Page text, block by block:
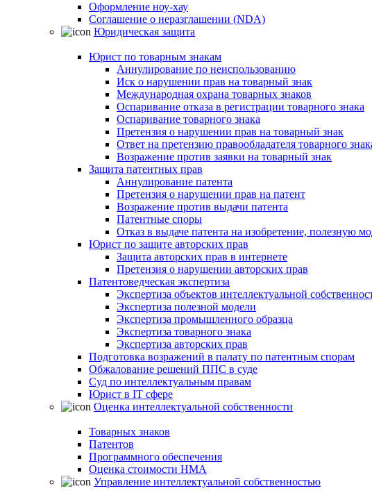
Оформление ноу-хау
Соглашение о неразглашении (NDA)
Юридическая защита
Юрист по товарным знакам
Аннулирование по неиспользованию
Иск о нарушении прав на товарный знак
Международная охрана товарных знаков
Оспаривание отказа в регистрации товарного знака
Оспаривание товарного знака
Претензия о нарушении прав на товарный знак
Ответ на претензию правообладателя товарного
Возражение против заявки на товарный знак
Защита патентных прав
Аннулирование патента
Претензия о нарушении прав на патент
Возражение против выдачи патента
Патентные споры
Отказ в выдаче патента на изобретение, полезную
Юрист по защите авторских прав
Защита авторских прав в интернете
Претензия о нарушении авторских прав
Патентоведческая экспертиза
Экспертиза объектов интеллектуальной
Экспертиза полезной модели
Экспертиза промышленного образца
Экспертиза товарного знака
Экспертиза авторских прав
Подготовка возражений в палату по патентным спорам
Обжалование решений ППС в суде
Суд по интеллектуальным правам
Юрист в IT сфере
Оценка интеллектуальной собственности
Товарных знаков
Патентов
Программного обеспечения
Оценка стоимости НМА
Управление интеллектуальной собственностью